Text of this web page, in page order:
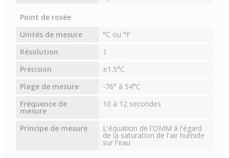
Point de rosée
Unités de mesure
°C ou °F
Résolution
1
Précision
±1.5°C
Plage de mesure
-76° à 54°C
Fréquence de
mesure
10 à 12 secondes
Principe de mesure L'équation de l'OMM à l'égard
de la saturation de l'air humide
sur l'eau